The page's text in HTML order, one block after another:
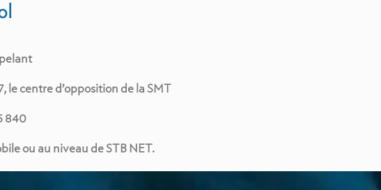
le centre d’opposition de la SMT
840
ou au niveau de STB NET.